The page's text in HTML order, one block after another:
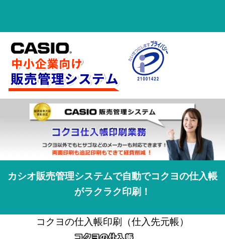
カシオ販売管理システムで自動でコクヨの仕入帳
がラクラク印刷！
コクヨの仕入帳印刷（仕入先元帳）